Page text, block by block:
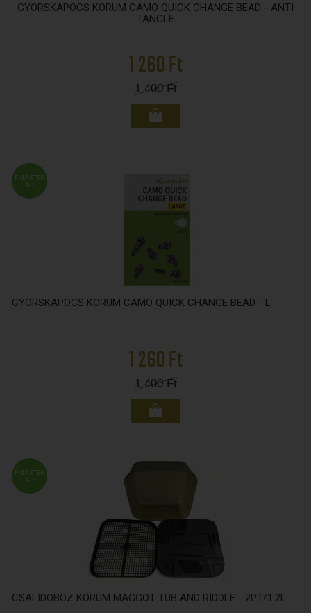
GYORSKAPOCS KORUM CAMO QUICK CHANGE BEAD - ANTI
TANGLE
1 260 Ft
1 400Ft
FMASTER
ÁR
GYORSKAPOCS KORUM CAMO QUICK CHANGE BEAD - L
1 260 Ft
1 400Ft
FMASTER
ÁR
CSALIDOBOZ KORUM MAGGOT TUB AND RIDDLE - 2PT/1.2L